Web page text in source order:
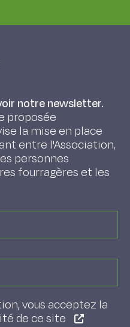
notre newsletter.
proposée
la mise en place
entre l'Association,
personnes
fourragères et les
vous acceptez la
de ce site